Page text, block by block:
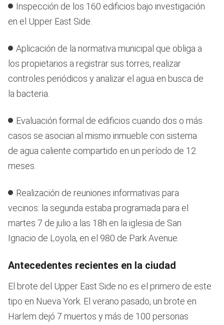
Inspección de los 160 edificios bajo investigación
en el Upper East Side.
Aplicación de la normativa municipal que obliga a
los propietarios a registrar sus torres, realizar
controles periódicos y analizar el agua en busca de
la bacteria.
Evaluación formal de edificios cuando dos o más
casos se asocian al mismo inmueble con sistema
de agua caliente compartido en un período de 12
meses.
Realización de reuniones informativas para
vecinos: la segunda estaba programada para el
martes 7 de julio a las 18h en la iglesia de San
Ignacio de Loyola, en el 980 de Park Avenue.
Antecedentes recientes en la ciudad
El brote del Upper East Side no es el primero de este
tipo en Nueva York. El verano pasado, un brote en
Harlem dejó 7 muertos y más de 100 personas